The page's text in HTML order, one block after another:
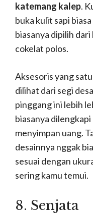
katemang kalep.
buka kulit sapi
biasanya dipilih
cokelat polos.
Aksesoris yang
dilihat dari segi
pinggang ini lebih
biasanya
menyimpan uang.
desainnya nggak
sesuai dengan
sering kamu temui.
8. Senjata